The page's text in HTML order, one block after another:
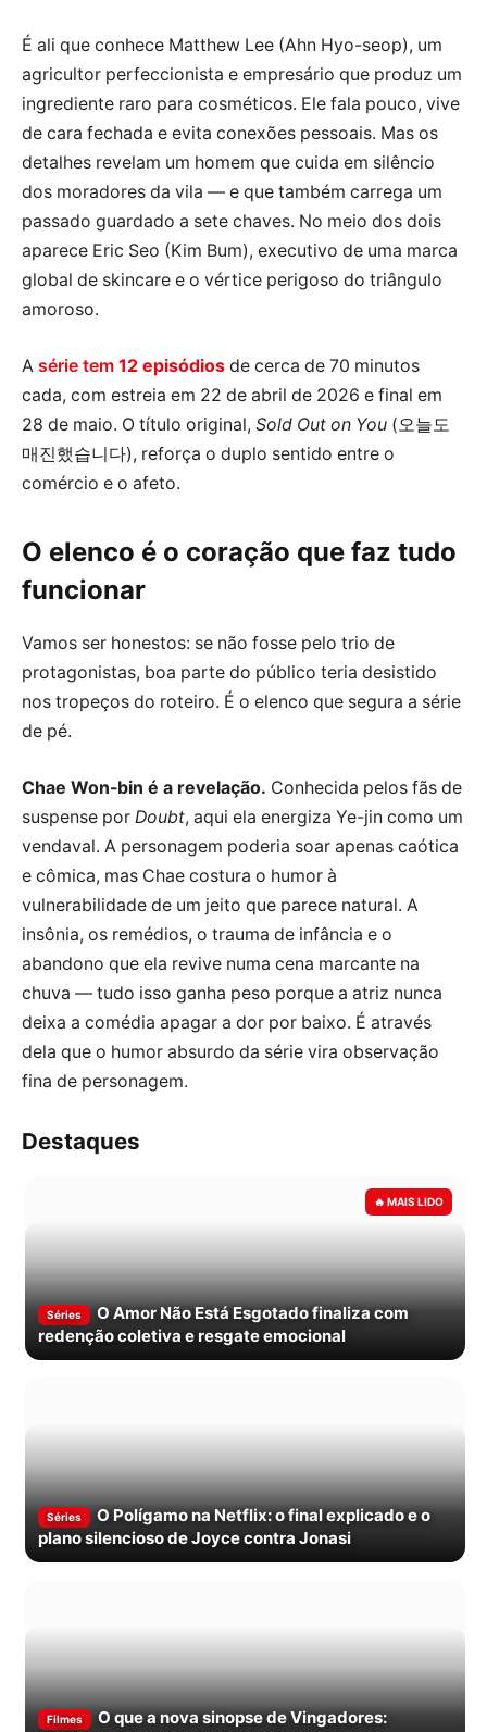
É ali que conhece Matthew Lee (Ahn Hyo-seop), um
agricultor perfeccionista e empresário que produz um
ingrediente raro para cosméticos. Ele fala pouco, vive
de cara fechada e evita conexões pessoais. Mas os
detalhes revelam um homem que cuida em silêncio
dos moradores da vila — e que também carrega um
passado guardado a sete chaves. No meio dos dois
aparece Eric Seo (Kim Bum), executivo de uma marca
global de skincare e o vértice perigoso do triângulo
amoroso.
A série tem 12 episódios de cerca de 70 minutos
cada, com estreia em 22 de abril de 2026 e final em
28 de maio. O título original, Sold Out on You (오늘도
매진했습니다), reforça o duplo sentido entre o
comércio e o afeto.
O elenco é o coração que faz tudo
funcionar
Vamos ser honestos: se não fosse pelo trio de
protagonistas, boa parte do público teria desistido
nos tropeços do roteiro. É o elenco que segura a série
de pé.
Chae Won-bin é a revelação. Conhecida pelos fãs de
suspense por Doubt, aqui ela energiza Ye-jin como um
vendaval. A personagem poderia soar apenas caótica
e cômica, mas Chae costura o humor à
vulnerabilidade de um jeito que parece natural. A
insônia, os remédios, o trauma de infância e o
abandono que ela revive numa cena marcante na
chuva — tudo isso ganha peso porque a atriz nunca
deixa a comédia apagar a dor por baixo. É através
dela que o humor absurdo da série vira observação
fina de personagem.
Destaques
Séries
O Amor Não Está Esgotado finaliza com
redenção coletiva e resgate emocional
Séries
O Polígamo na Netflix: o final explicado e o
plano silencioso de Joyce contra Jonasi
Filmes
O que a nova sinopse de Vingadores: